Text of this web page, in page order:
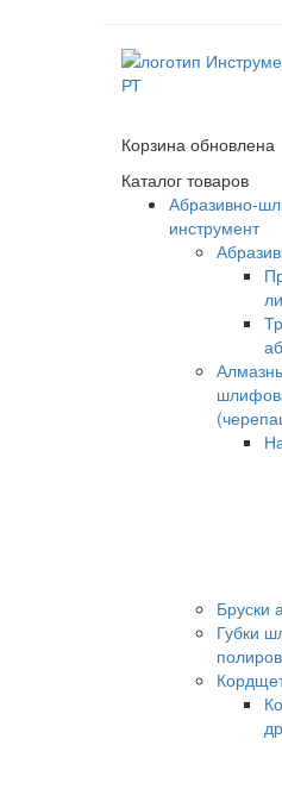
Корзина обновлена
Каталог товаров
Абразивно-
инструмент
Бруски
Губки